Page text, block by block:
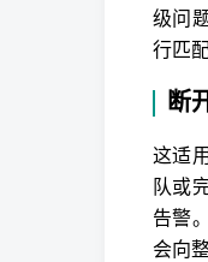
级问
行匹
断
这适
队或
告警
会向